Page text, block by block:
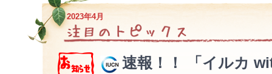
2023年4月
速報！！ 「イルカ